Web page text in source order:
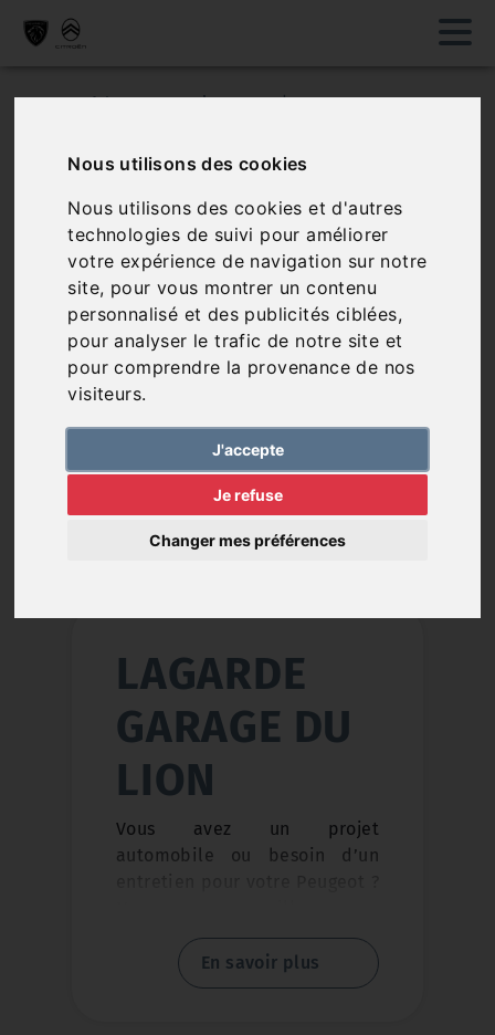
Nous utilisons des cookies
Nous utilisons des cookies et d'autres
technologies de suivi pour améliorer
votre expérience de navigation sur notre
site, pour vous montrer un contenu
personnalisé et des publicités ciblées,
pour analyser le trafic de notre site et
pour comprendre la provenance de nos
visiteurs.
J'accepte
Je refuse
Changer mes préférences
Nos points de vente
LAGARDE
PERE & FILS
Le Garage Lagarde Père & Fils
vous accueille à Thimory, près
de Montargis, pour tous vos
besoins automobiles : vente
de véhicules neufs et
d’occasion, entretien,
réparation et services
mécaniques. Agent Citroën,
proximité.
En savoir plus
LAGARDE
GARAGE DU
LION
Vous avez un projet
automobile ou besoin d’un
tous vos besoins ! Profitez de
l’expertise d’un garage de
proximité pour un
En savoir plus